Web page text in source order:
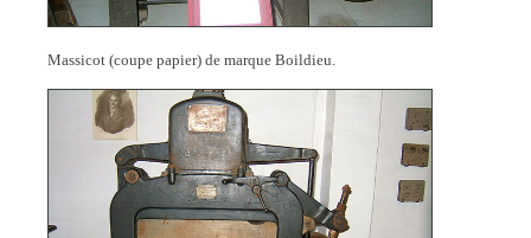
Massicot (coupe papier) de marque Boildieu.